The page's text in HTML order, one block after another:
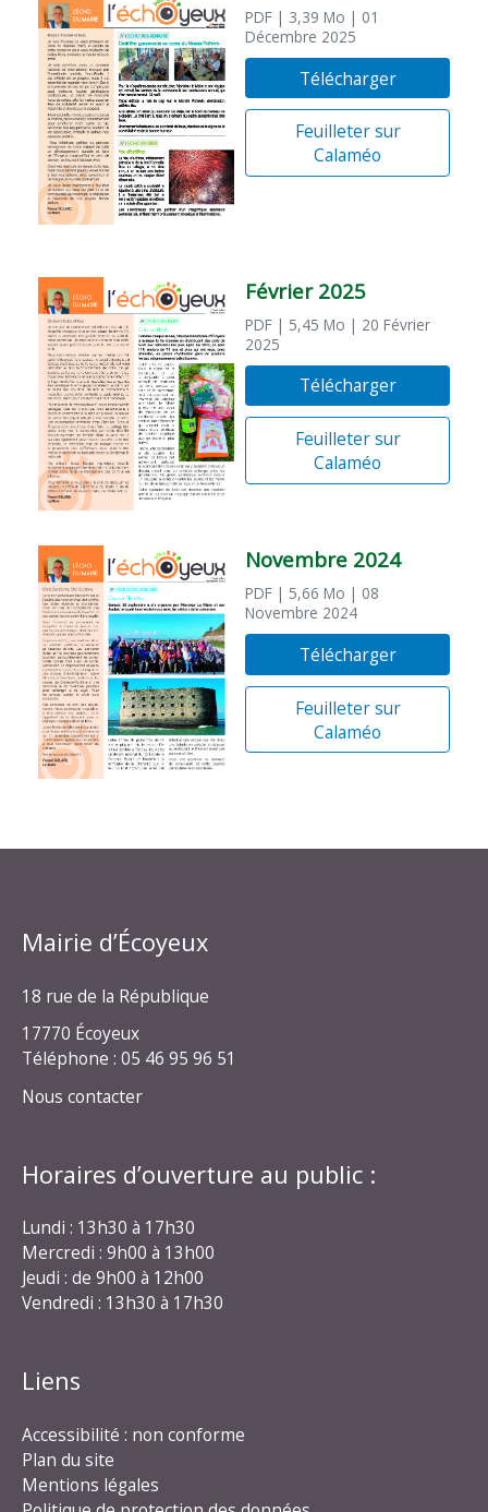
PDF | 3,39 Mo | 01
Décembre 2025
Télécharger
Feuilleter sur
Calaméo
Février 2025
PDF | 5,45 Mo | 20 Février
2025
Télécharger
Feuilleter sur
Calaméo
Novembre 2024
PDF | 5,66 Mo | 08
Novembre 2024
Télécharger
Feuilleter sur
Calaméo
Mairie d’Écoyeux
18 rue de la République
17770 Écoyeux
Téléphone : 05 46 95 96 51
Nous contacter
Horaires d’ouverture au public :
Lundi : 13h30 à 17h30
Mercredi : 9h00 à 13h00
Jeudi : de 9h00 à 12h00
Vendredi : 13h30 à 17h30
Liens
Accessibilité : non conforme
Plan du site
Mentions légales